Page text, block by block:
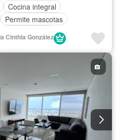
Cocina integral
Permite mascotas
Cinthia González